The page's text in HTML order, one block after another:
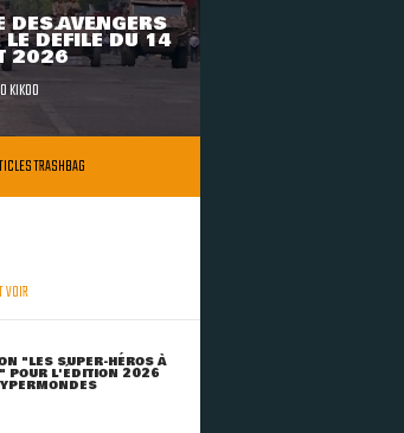
DES AVENGERS
LE DÉFILÉ DU 14
2026
KIKOO
TRASHBAG
VOIR
"LES SUPER-HÉROS À
POUR L'ÉDITION 2026